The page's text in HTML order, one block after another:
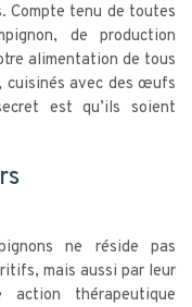
Compte tenu de toutes
de production
alimentation de tous
cuisinés avec des œufs
est qu’ils soient
ne réside pas
mais aussi par leur
thérapeutique